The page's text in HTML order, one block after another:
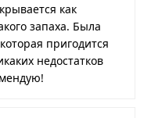
как
запаха. Была
пригодится
недостатков